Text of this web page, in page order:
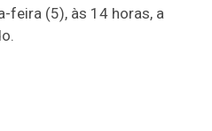
feira (5), às 14 horas, a